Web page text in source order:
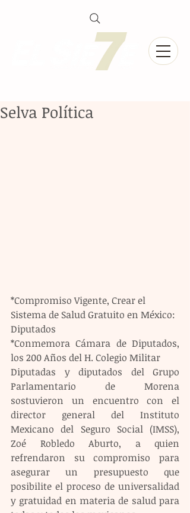
Selva Política
*Compromiso Vigente, Crear el
Sistema de Salud Gratuito en México:
Diputados
*Conmemora Cámara de Diputados,
los 200 Años del H. Colegio Militar
Diputadas y diputados del Grupo
Parlamentario de Morena
sostuvieron un encuentro con el
director general del Instituto
Mexicano del Seguro Social (IMSS),
Zoé Robledo Aburto, a quien
refrendaron su compromiso para
asegurar un presupuesto que
posibilite el proceso de universalidad
y gratuidad en materia de salud para